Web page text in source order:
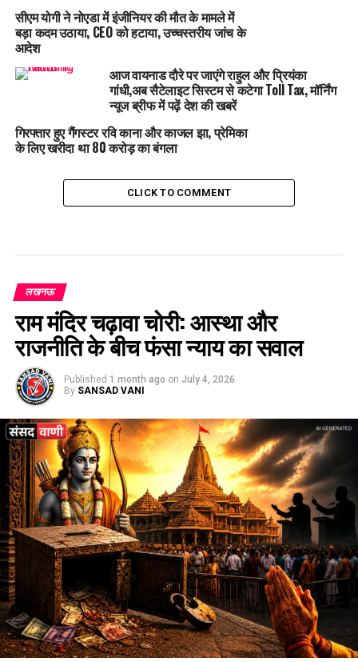
सीएम योगी ने नोएडा में इंजीनियर की मौत के मामले में
बड़ा कदम उठाया, CEO को हटाया, उच्चस्तरीय जांच के
आदेश
आज वायनाड दौरे पर जाएंगे राहुल और प्रियंका
गांधी,अब सैटेलाइट सिस्टम से कटेगा Toll Tax, मॉर्निंग
न्यूज ब्रीफ में पढ़ें देश की खबरें
गिरफ्तार हुए गैंगस्टर रवि काना और काजल झा, प्रेमिका
के लिए खरीदा था 80 करोड़ का बंगला
CLICK TO COMMENT
लखनऊ
राम मंदिर चढ़ावा चोरी: आस्था और
राजनीति के बीच फंसा न्याय का सवाल
Published 1 month ago on July 4, 2026
By SANSAD VANI